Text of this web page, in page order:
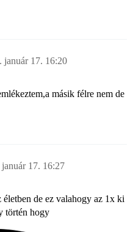
január 17. 16:20
másik félre nem de
január 17. 16:27
de ez valahogy az 1x ki
történ hogy